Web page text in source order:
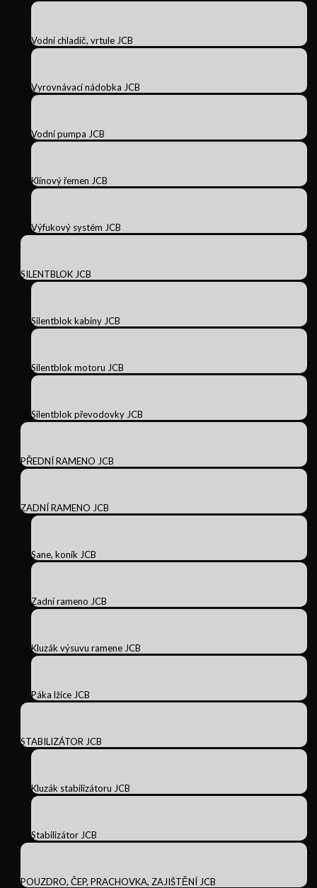
Vodní chladič, vrtule JCB
Vyrovnávací nádobka JCB
Vodní pumpa JCB
Klínový řemen JCB
Výfukový systém JCB
SILENTBLOK JCB
Silentblok kabíny JCB
Silentblok motoru JCB
Silentblok převodovky JCB
PŘEDNÍ RAMENO JCB
ZADNÍ RAMENO JCB
Sane, koník JCB
Zadní rameno JCB
Kluzák výsuvu ramene JCB
Páka lžíce JCB
STABILIZÁTOR JCB
Kluzák stabilizátoru JCB
Stabilizátor JCB
POUZDRO, ČEP, PRACHOVKA, ZAJIŠTĚNÍ JCB